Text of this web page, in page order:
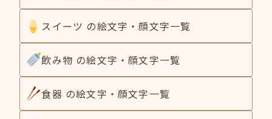
スイーツ の絵文字・顔文字一覧
飲み物 の絵文字・顔文字一覧
食器 の絵文字・顔文字一覧